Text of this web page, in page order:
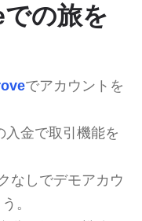
の旅を
でアカウントを
入金で取引機能を
なしでデモアカウ
。